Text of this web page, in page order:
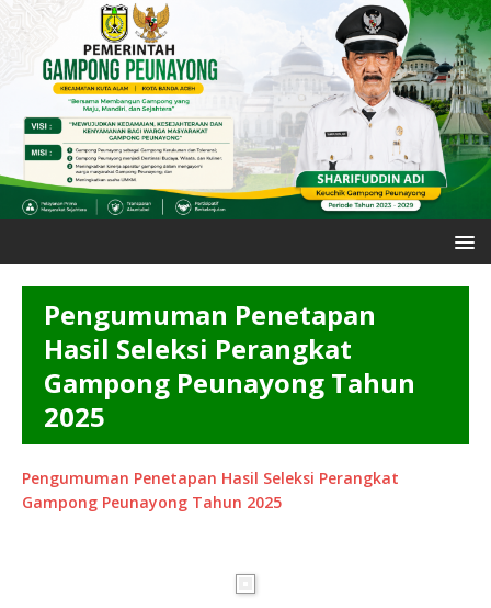
Pengumuman Penetapan
Hasil Seleksi Perangkat
Gampong Peunayong Tahun
2025
Pengumuman Penetapan Hasil Seleksi Perangkat
Gampong Peunayong Tahun 2025